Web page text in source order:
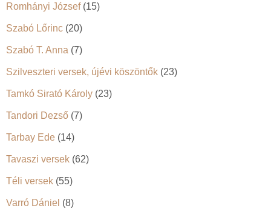
Romhányi József(15)
Szabó Lőrinc (20)
Szabó T. Anna (7)
Szilveszteri versek, újévi köszöntők (23)
Tamkó Sirató Károly (23)
Tandori Dezső (7)
Tarbay Ede (14)
Tavaszi versek (62)
Téli versek (55)
Varró Dániel (8)